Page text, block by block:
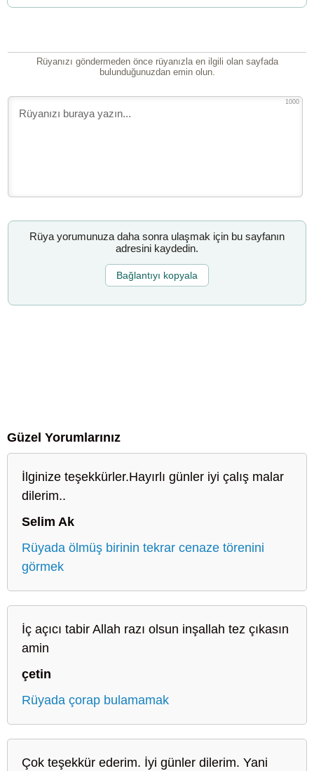
Rüyanızı göndermeden önce rüyanızla en ilgili olan sayfada
bulunduğunuzdan emin olun.
1000
Rüya yorumunuza daha sonra ulaşmak için bu sayfanın
adresini kaydedin.
Bağlantıyı kopyala
Güzel Yorumlarınız
İlginize teşekkürler.Hayırlı günler iyi çalış malar
dilerim..
Selim Ak
Rüyada ölmüş birinin tekrar cenaze törenini
görmek
İç açıcı tabir Allah razı olsun inşallah tez çıkasın
amin
çetin
Rüyada çorap bulamamak
Çok teşekkür ederim. İyi günler dilerim. Yani